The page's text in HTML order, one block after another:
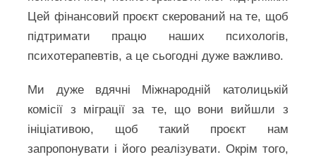
Цей фінансовий проєкт скерований на те, щоб
підтримати працю наших психологів,
психотерапевтів, а це сьогодні дуже важливо.
Ми дуже вдячні Міжнародній католицькій
комісії з міграції за те, що вони вийшли з
ініціативою, щоб такий проєкт нам
запропонувати і його реалізувати. Окрім того,